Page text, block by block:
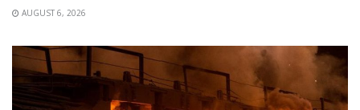
AUGUST 6, 2026